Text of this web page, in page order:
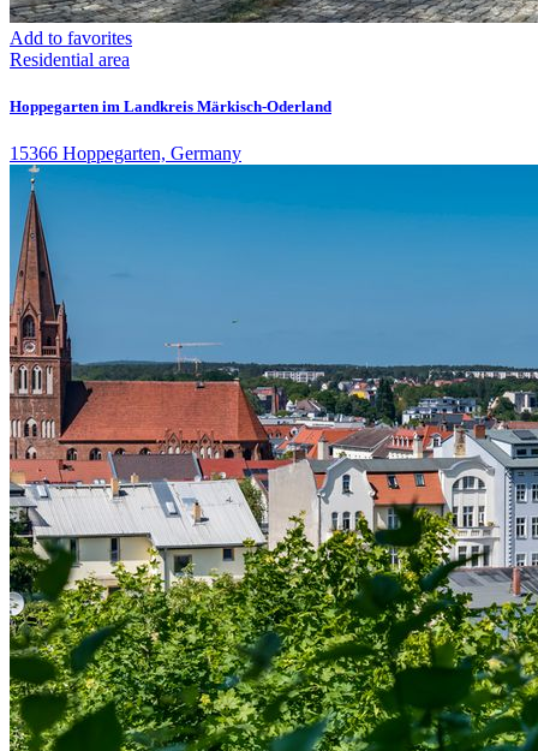
Add to favorites
Residential area
Hoppegarten im Landkreis Märkisch-Oderland
15366 Hoppegarten, Germany